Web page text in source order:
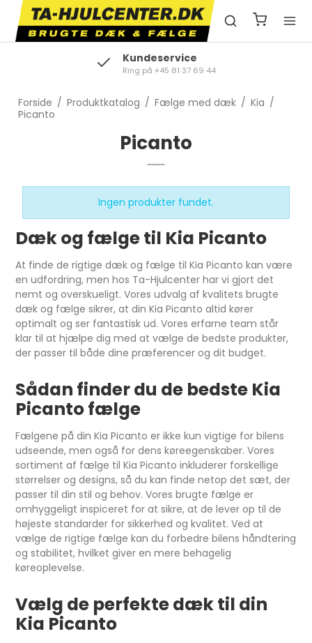
Kundeservice
Ring på +45 81 37 69 44
Forside / Produktkatalog / Fælge med dæk / Kia /
Picanto
Picanto
Ingen produkter fundet.
Dæk og fælge til Kia Picanto
At finde de rigtige dæk og fælge til Kia Picanto kan være
en udfordring, men hos Ta-Hjulcenter har vi gjort det
nemt og overskueligt. Vores udvalg af kvalitets brugte
dæk og fælge sikrer, at din Kia Picanto altid kører
optimalt og ser fantastisk ud. Vores erfarne team står
klar til at hjælpe dig med at vælge de bedste produkter,
der passer til både dine præferencer og dit budget.
Sådan finder du de bedste Kia
Picanto fælge
Fælgene på din Kia Picanto er ikke kun vigtige for bilens
udseende, men også for dens køreegenskaber. Vores
sortiment af fælge til Kia Picanto inkluderer forskellige
størrelser og designs, så du kan finde netop det sæt, der
passer til din stil og behov. Vores brugte fælge er
omhyggeligt inspiceret for at sikre, at de lever op til de
højeste standarder for sikkerhed og kvalitet. Ved at
vælge de rigtige fælge kan du forbedre bilens håndtering
og stabilitet, hvilket giver en mere behagelig
køreoplevelse.
Vælg de perfekte dæk til din
Kia Picanto